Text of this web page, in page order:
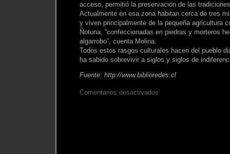
acceso, permitió la preservación de las
Actualmente en esa zona habitan cerca de tres
y viven principalmente de la pequeña agricultura
Ñotuna, “confeccionadas en piedras y morteros
algarrobo”, cuenta Molina.
Todos estos rasgos culturales hacen del pueblo
ha sabido sobrevivir a siglos y siglos de
Fuente: http://www.biblioredes.cl
Comentarios desactivados